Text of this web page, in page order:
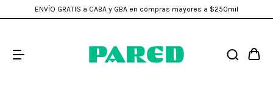
ENVÍO GRATIS a CABA y GBA en compras mayores a $250mil